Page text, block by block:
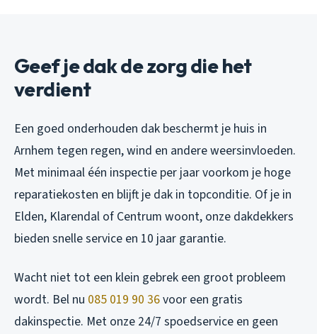
Geef je dak de zorg die het
verdient
Een goed onderhouden dak beschermt je huis in
Arnhem tegen regen, wind en andere weersinvloeden.
Met minimaal één inspectie per jaar voorkom je hoge
reparatiekosten en blijft je dak in topconditie. Of je in
Elden, Klarendal of Centrum woont, onze dakdekkers
bieden snelle service en 10 jaar garantie.
Wacht niet tot een klein gebrek een groot probleem
wordt. Bel nu 085 019 90 36voor een gratis
dakinspectie. Met onze 24/7 spoedservice en geen